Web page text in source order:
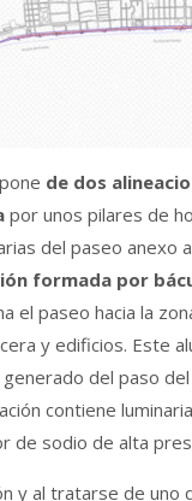
de dos
por unos pilares de
del paseo anexo
formada por
el paseo hacia la
y edificios. Este
del paso
contiene
de sodio de alta
y al tratarse de uno